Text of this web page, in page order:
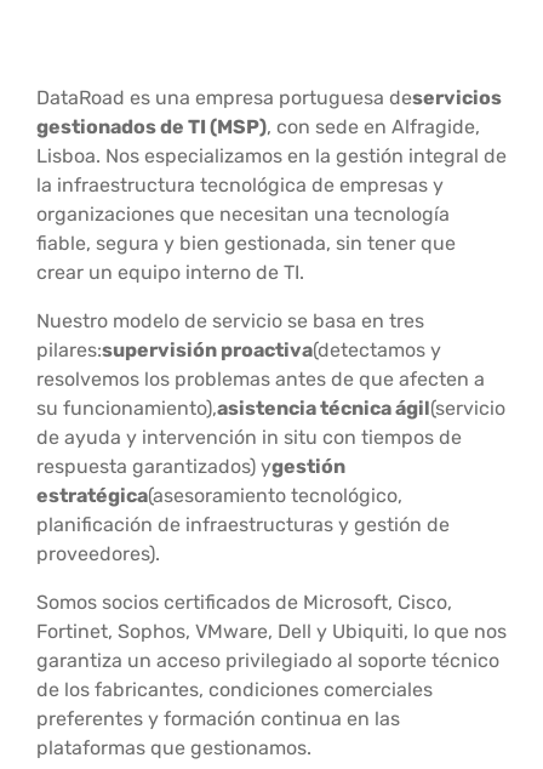
DataRoad es una empresa portuguesa deservicios
gestionados de TI (MSP), con sede en Alfragide,
Lisboa. Nos especializamos en la gestión integral de
la infraestructura tecnológica de empresas y
organizaciones que necesitan una tecnología
fiable, segura y bien gestionada, sin tener que
crear un equipo interno de TI.
Nuestro modelo de servicio se basa en tres
pilares:supervisión proactiva(detectamos y
resolvemos los problemas antes de que afecten a
su funcionamiento),asistencia técnica ágil(servicio
de ayuda y intervención in situ con tiempos de
respuesta garantizados) ygestión
estratégica(asesoramiento tecnológico,
planificación de infraestructuras y gestión de
proveedores).
Somos socios certificados de Microsoft, Cisco,
Fortinet, Sophos, VMware, Dell y Ubiquiti, lo que nos
garantiza un acceso privilegiado al soporte técnico
de los fabricantes, condiciones comerciales
preferentes y formación continua en las
plataformas que gestionamos.